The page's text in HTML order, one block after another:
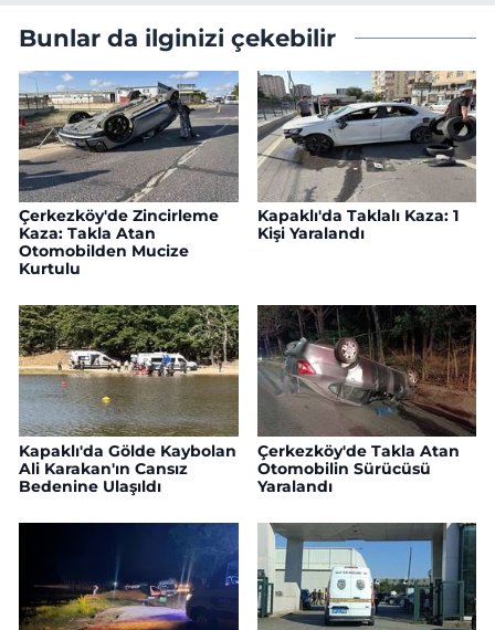
Bunlar da ilginizi çekebilir
Çerkezköy'de Zincirleme
Kaza: Takla Atan
Otomobilden Mucize
Kurtulu
Kapaklı'da Taklalı Kaza: 1
Kişi Yaralandı
Kapaklı'da Gölde Kaybolan
Ali Karakan'ın Cansız
Bedenine Ulaşıldı
Çerkezköy'de Takla Atan
Otomobilin Sürücüsü
Yaralandı